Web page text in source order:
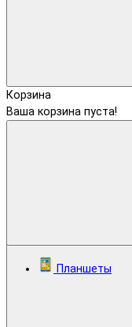
Корзина
Ваша корзина пуста!
Планшеты